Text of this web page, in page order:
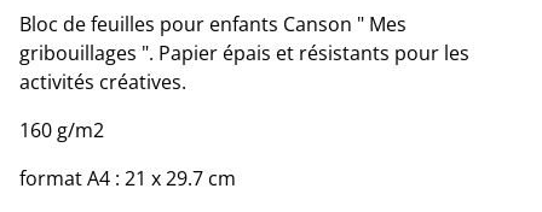
Bloc de feuilles pour enfants Canson " Mes
gribouillages ". Papier épais et résistants pour les
activités créatives.
160 g/m2
format A4 : 21 x 29.7 cm